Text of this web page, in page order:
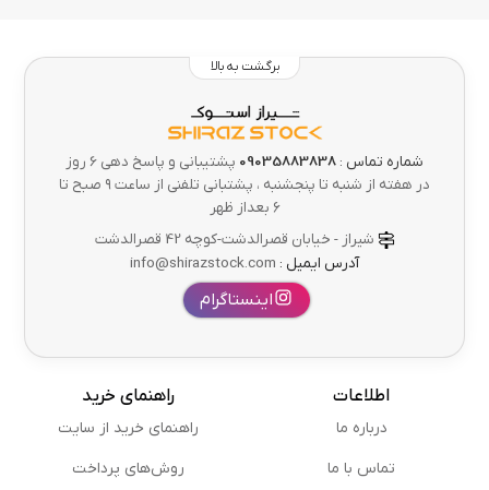
برگشت به بالا
شماره تماس : 09035883838
پشتیبانی و پاسخ دهی 6 روز
در هفته از شنبه تا پنجشنبه ، پشتبانی تلفنی از ساعت ۹ صبح تا
۶ بعداز ظهر
شیراز - خیابان قصرالدشت-کوچه 42 قصرالدشت
آدرس ایمیل :
اینستاگرام
اطلاعات
درباره ما
تماس با ما
راهنمای خرید
راهنمای خرید از سایت
روش‌های پرداخت